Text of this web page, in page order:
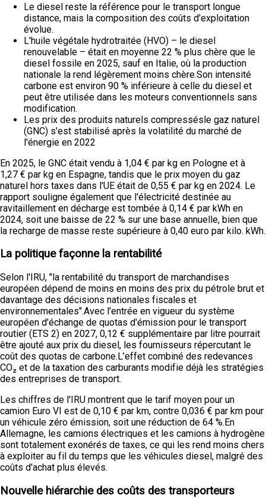
Le diesel reste la référence pour le transport longue
distance, mais la composition des coûts d'exploitation
évolue.
L'huile végétale hydrotraitée (HVO) – le diesel
renouvelable – était en moyenne 22 % plus chère que le
diesel fossile en 2025, sauf en Italie, où la production
nationale la rend légèrement moins chère.Son intensité
carbone est environ 90 % inférieure à celle du diesel et
peut être utilisée dans les moteurs conventionnels sans
modification.
Les prix des produits naturels compressésle gaz naturel
(GNC) s'est stabilisé après la volatilité du marché de
l'énergie en 2022
En 2025, le GNC était vendu à 1,04 € par kg en Pologne et à
1,27 € par kg en Espagne, tandis que le prix moyen du gaz
naturel hors taxes dans l'UE était de 0,55 € par kg en 2024. Le
rapport souligne également que l'électricité destinée au
ravitaillement en décharge est tombée à 0,14 € par kWh en
2024, soit une baisse de 22 % sur une base annuelle, bien que
la recharge de masse reste supérieure à 0,40 euro par kilo. kWh.
La politique façonne la rentabilité
Selon l'IRU, "la rentabilité du transport de marchandises
européen dépend de moins en moins des prix du pétrole brut et
davantage des décisions nationales fiscales et
environnementales".Avec l'entrée en vigueur du système
européen d'échange de quotas d'émission pour le transport
routier (ETS 2) en 2027, 0,12 € supplémentaire par litre pourrait
être ajouté aux prix du diesel, les fournisseurs répercutant le
coût des quotas de carbone.L’effet combiné des redevances
CO₂ et de la taxation des carburants modifie déjà les stratégies
des entreprises de transport.
Les chiffres de l'IRU montrent que le tarif moyen pour un
camion Euro VI est de 0,10 € par km, contre 0,036 € par km pour
un véhicule zéro émission, soit une réduction de 64 %.En
Allemagne, les camions électriques et les camions à hydrogène
sont totalement exonérés de taxes, ce qui les rend moins chers
à exploiter au fil du temps que les véhicules diesel, malgré des
coûts d'achat plus élevés.
Nouvelle hiérarchie des coûts des transporteurs